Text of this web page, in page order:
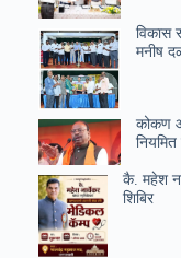
विकास
मनीष
कोकण
कै. महेश
शिबिर